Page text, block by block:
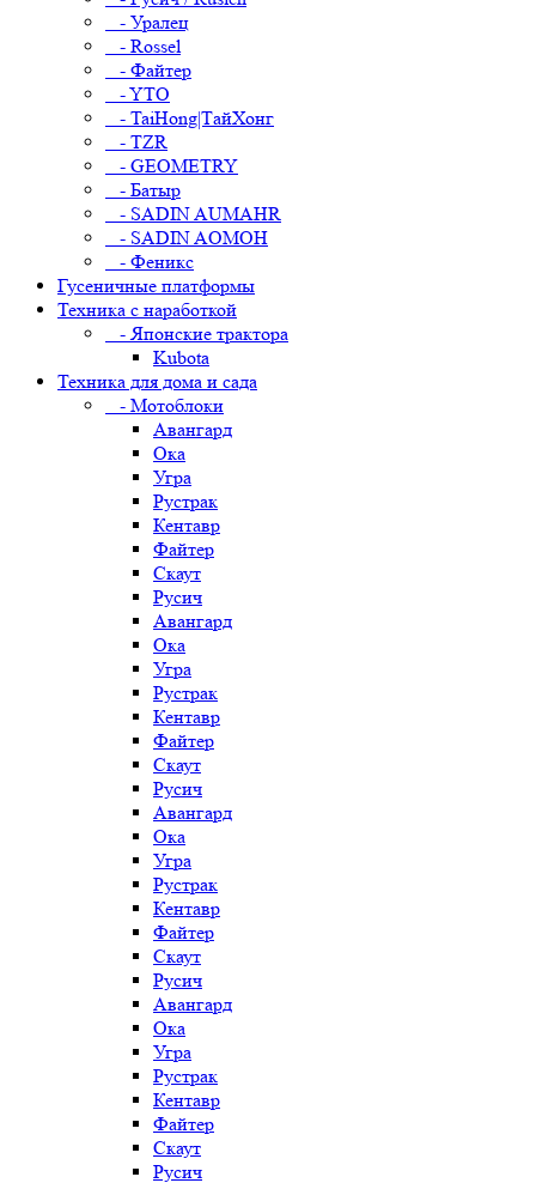
- Уралец
- Rossel
- Файтер
- YTO
- TaiHong|ТайХонг
- TZR
- GEOMETRY
- Батыр
- SADIN AUMAHR
- SADIN AOMOH
- Феникс
Гусеничные платформы
Техника с наработкой
- Японские трактора
Kubota
Техника для дома и сада
- Мотоблоки
Авангард
Ока
Угра
Рустрак
Кентавр
Файтер
Скаут
Русич
Авангард
Ока
Угра
Рустрак
Кентавр
Файтер
Скаут
Русич
Авангард
Ока
Угра
Рустрак
Кентавр
Файтер
Скаут
Русич
Авангард
Ока
Угра
Рустрак
Кентавр
Файтер
Скаут
Русич